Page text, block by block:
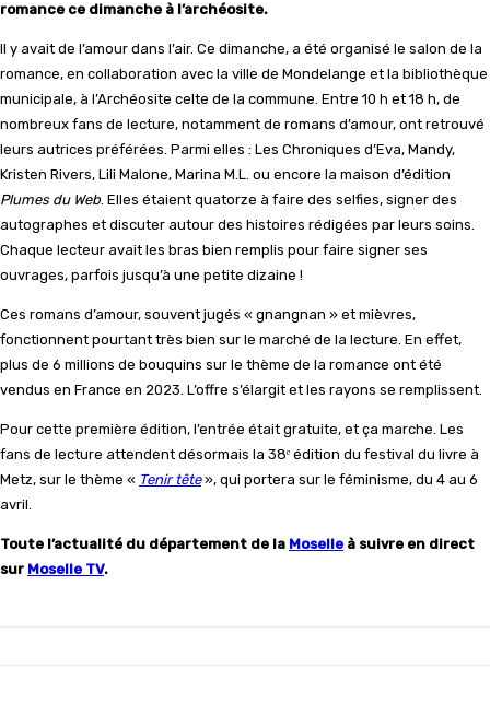
romance ce dimanche à l’archéosite.
Il y avait de l’amour dans l’air. Ce dimanche, a été organisé le salon de la
romance, en collaboration avec la ville de Mondelange et la bibliothèque
municipale, à l’Archéosite celte de la commune. Entre 10 h et 18 h, de
nombreux fans de lecture, notamment de romans d’amour, ont retrouvé
leurs autrices préférées. Parmi elles : Les Chroniques d’Eva, Mandy,
Kristen Rivers, Lili Malone, Marina M.L. ou encore la maison d’édition
Plumes du Web. Elles étaient quatorze à faire des selfies, signer des
autographes et discuter autour des histoires rédigées par leurs soins.
Chaque lecteur avait les bras bien remplis pour faire signer ses
ouvrages, parfois jusqu’à une petite dizaine !
Ces romans d’amour, souvent jugés « gnangnan » et mièvres,
fonctionnent pourtant très bien sur le marché de la lecture. En effet,
plus de 6 millions de bouquins sur le thème de la romance ont été
vendus en France en 2023. L’offre s’élargit et les rayons se remplissent.
Pour cette première édition, l’entrée était gratuite, et ça marche. Les
fans de lecture attendent désormais la 38ᵉ édition du festival du livre à
Metz, sur le thème « Tenir tête», qui portera sur le féminisme, du 4 au 6
avril.
Toute l’actualité du département de la Moselle à suivre en direct
sur Moselle TV.